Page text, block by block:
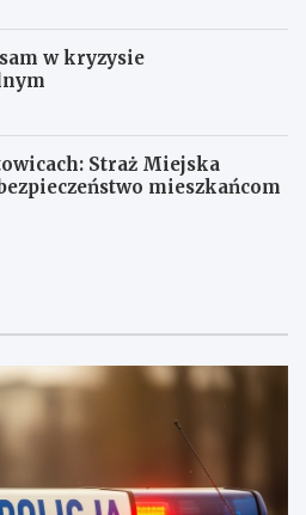
w kryzysie
Straż Miejska
mieszkańcom